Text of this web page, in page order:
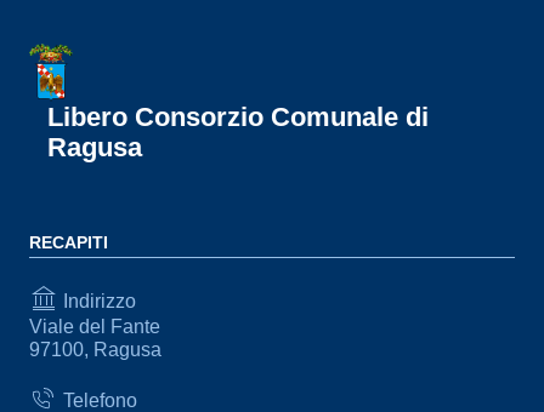
Libero Consorzio Comunale di
Ragusa
RECAPITI
Indirizzo
Viale del Fante
97100, Ragusa
Telefono